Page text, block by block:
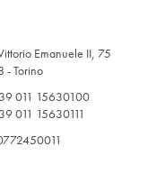
Emanuele II, 75
- Torino
011 15630100
011 15630111